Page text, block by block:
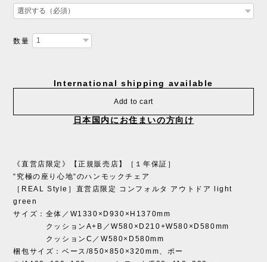
数量
International shipping available
Add to cart
日本国内にお住まいの方向け
《直営店限定》【正規販売店】［１年保証］
“究極の座り心地“のハンモックチェア
［REAL Style］直営店限定 コンフォルタ アウトドア light
green
サイズ：全体／W1330×D930×H1370mm
クッションA+B／W580×D210+W580×D580mm
クッションC／W580×D580mm
梱包サイズ：ベース/850×850×320mm、ポー